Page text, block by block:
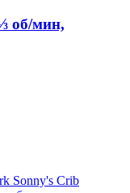
об/мин,